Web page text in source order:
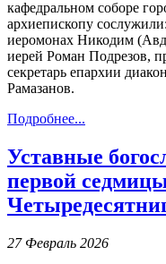
кафедральном соборе
архиепископу
иеромонах Никодим
иерей Роман Подрезов,
секретарь епархии
Рамазанов.
Подробнее...
Уставные
первой
27 Февраль 2026